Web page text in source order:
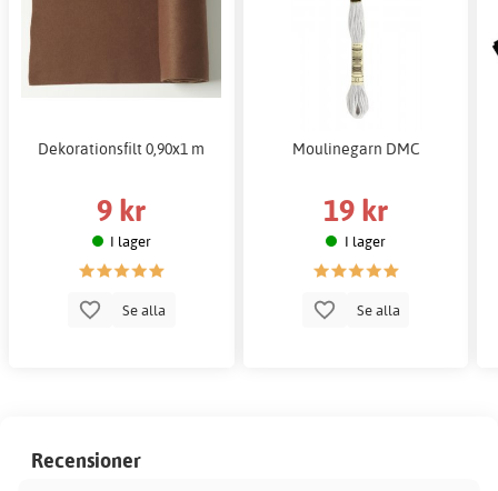
Dekorationsfilt 0,90x1 m
9 kr
I lager
Se alla
Moulinegarn DMC
19 kr
I lager
Se alla
Recensioner